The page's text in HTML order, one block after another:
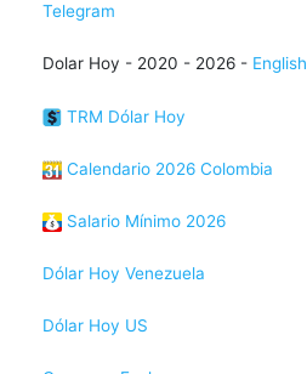
Telegram
Dolar Hoy - 2020 - 2026 - English
TRM Dólar Hoy
Calendario 2026 Colombia
Salario Mínimo 2026
Dólar Hoy Venezuela
Dólar Hoy US